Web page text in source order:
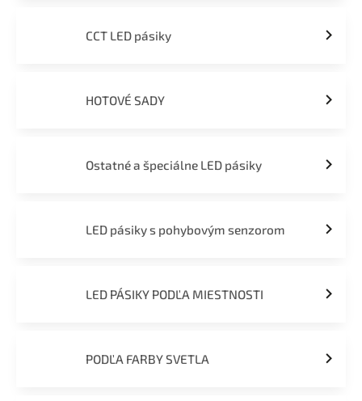
CCT LED pásiky
HOTOVÉ SADY
Ostatné a špeciálne LED pásiky
LED pásiky s pohybovým senzorom
LED PÁSIKY PODĽA MIESTNOSTI
PODĽA FARBY SVETLA